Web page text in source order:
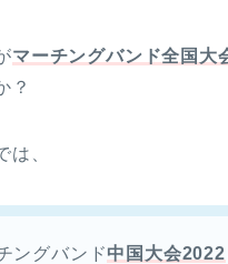
マーチングバンド全国大
？
は、
ングバンド中国大会2022